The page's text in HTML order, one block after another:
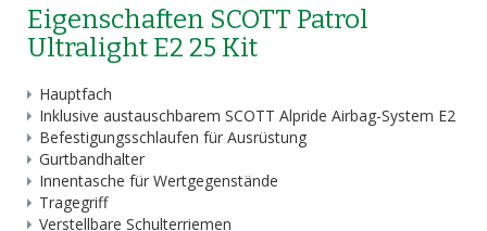
Eigenschaften SCOTT Patrol
Ultralight E2 25 Kit
Hauptfach
Inklusive austauschbarem SCOTT Alpride Airbag-System E2
Befestigungsschlaufen für Ausrüstung
Gurtbandhalter
Innentasche für Wertgegenstände
Tragegriff
Verstellbare Schulterriemen